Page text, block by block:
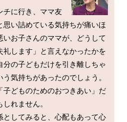
チに行き、ママ友
思い詰めている気持ちが痛いほ
いお子さんのママが、どうして
礼します」と言えなかったかを
分の子どもだけを引き離しちゃ
気持ちがあったのでしょう。
子どものためのおつきあい」だ
れません。
としてみると、心配もあって心